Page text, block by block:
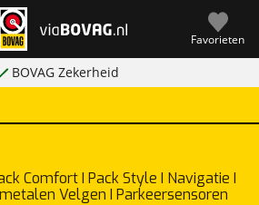
Favorieten
BOVAG Zekerheid
Comfort I Pack Style I Navigatie I
Velgen I Parkeersensoren